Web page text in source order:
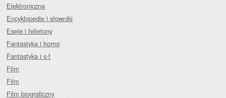
Elektroniczna
Encyklopedie i słowniki
Eseje i felietony
Fantastyka i horror
Fantastyka i s-f
Film
Film
Film biograficzny